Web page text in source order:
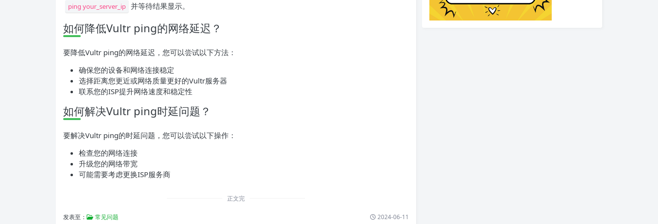
ping your_server_ip 并等待结果显示。
如何降低Vultr ping的网络延迟？
要降低Vultr ping的网络延迟，您可以尝试以下方法：
确保您的设备和网络连接稳定
选择距离您更近或网络质量更好的Vultr服务器
联系您的ISP提升网络速度和稳定性
如何解决Vultr ping时延问题？
要解决Vultr ping的时延问题，您可以尝试以下操作：
检查您的网络连接
升级您的网络带宽
可能需要考虑更换ISP服务商
正文完
发表至： 常见问题 2024-06-11